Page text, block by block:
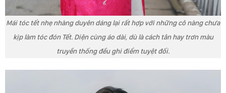
Mái tóc tết nhẹ nhàng duyên dáng lại rất hợp với những cô nàng chưa
kịp làm tóc đón Tết. Diện cùng áo dài, dù là cách tân hay trơn màu
truyền thống đều ghi điểm tuyệt đối.